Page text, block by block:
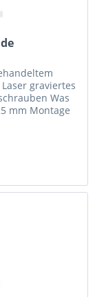
graviertes
Was
mm Montage